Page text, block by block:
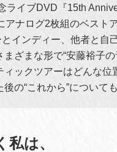
ライブDVD『15th
アナログ2枚組のベスト
インディー、他者と自
ざまな形で“安藤裕子の
ックツアーはどんな位
の“これから”について
は、